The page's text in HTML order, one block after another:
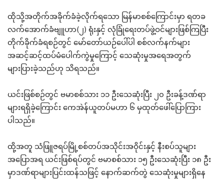
ထိုသို့အတိုက်အခိုက်ခံခဲ့လိုက်ရသော မြန်မာစစ်ကြောင်းမှာ ရတခ
လက်အောက်ခံဗျူဟာ(၂) ရုံးနှင့် လုံခြုံရေးတပ်ဖွဲ့ဝင်များဖြစ်ကြပြီး
တိုက်ခိုက်ခံရစဉ်တွင် မော်တော်ယဉ်ပေါ်ပါ စစ်လက်နက်များ
အဆင့်ဆင့်ထပ်မံပေါက်ကွဲမှုကြောင့် သေဆုံးမှုအရေအတွက်
များပြားခဲ့သည်ဟု သိရသည်။
ယင်းဖြစ်စဉ်တွင် ဗမာစစ်သား ၁၁ ဦးသေဆုံးပြီး ၂၀ ဦးခန့်ဒဏ်ရာ
များရရှိခဲ့ကြောင်း ကေအဲန်ယူတပ်မဟာ ၆ မှထုတ်ဖေါ်ပြောကြား
ပါသည်။
ထို့အတူ သံဖြူဇရပ်မြို့စစ်တပ်အသိုင်းအဝိုင်းနှင့် နီးစပ်သူများ
အပြောအရ ယင်းဖြစ်ရပ်တွင် ဗမာစစ်သား ၁၅ ဦးသေဆုံးပြီး ၁၈ ဦး
မှာဒဏ်ရာများပြင်းထန်သဖြင့် နောက်ဆက်တွဲ သေဆုံးမှုများရှိနေ